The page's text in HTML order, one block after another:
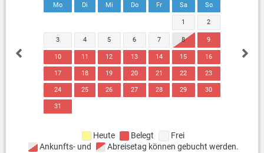
Mo Di Mi Do Fr Sa So
1 2
3 4 5 6 7 8 9
10 11 12 13 14 15 16
17 18 19 20 21 22 23
24 25 26 27 28 29 30
31
Heute Belegt
Frei
Ankunfts- und
Abreisetag können gebucht werden.